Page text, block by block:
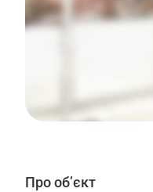
Про об’єкт